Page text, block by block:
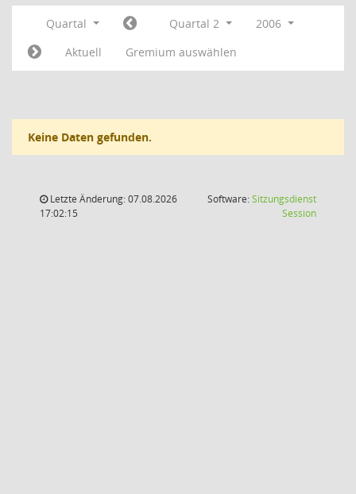
Quartal Quartal 2
2006
Aktuell
Gremium auswählen
Keine Daten gefunden.
Letzte Änderung: 07.08.2026
17:02:15
Software:Sitzungsdienst
Session(Wird in